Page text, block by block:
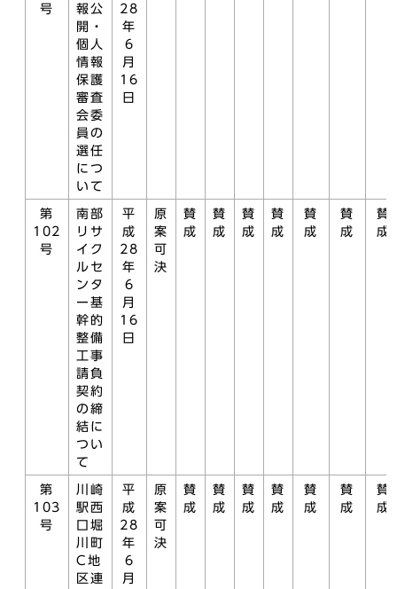
号
報公
開・
個人
情報
保護
審査
会委
員の
選任
につ
いて
28
年
6
月
16
日
第
102
号
南部
リサ
イク
ルセ
ンタ
ー基
幹的
整備
工事
請負
契約
の締
結に
つい
て
平
成
28
年
6
月
16
日
原
案
可
決
賛
成
賛
成
賛
成
賛
成
賛
成
賛
成
賛
成
第
103
号
川崎
駅西
口堀
川町
C地
区連
平
成
28
年
6
月
原
案
可
決
賛
成
賛
成
賛
成
賛
成
賛
成
賛
成
賛
成